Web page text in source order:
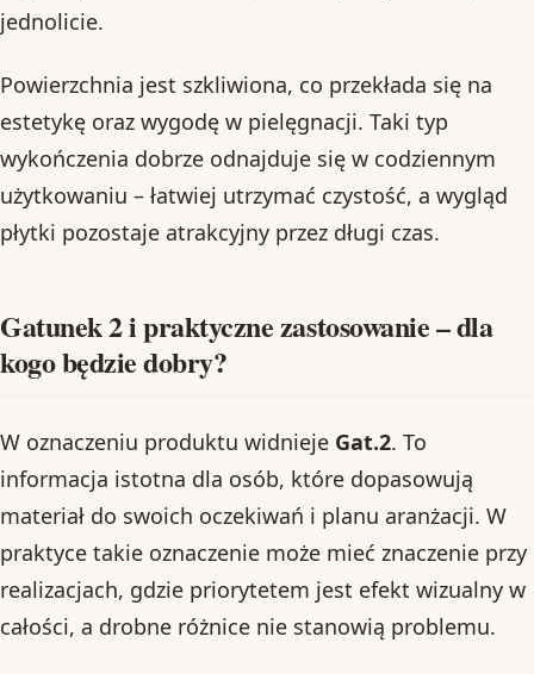
jednolicie.
Powierzchnia jest szkliwiona, co przekłada się na
estetykę oraz wygodę w pielęgnacji. Taki typ
wykończenia dobrze odnajduje się w codziennym
użytkowaniu – łatwiej utrzymać czystość, a wygląd
płytki pozostaje atrakcyjny przez długi czas.
Gatunek 2 i praktyczne zastosowanie – dla
kogo będzie dobry?
W oznaczeniu produktu widnieje Gat.2. To
informacja istotna dla osób, które dopasowują
materiał do swoich oczekiwań i planu aranżacji. W
praktyce takie oznaczenie może mieć znaczenie przy
realizacjach, gdzie priorytetem jest efekt wizualny w
całości, a drobne różnice nie stanowią problemu.